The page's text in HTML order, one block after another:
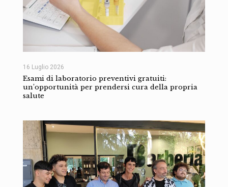
16 Luglio 2026
Esami di laboratorio preventivi gratuiti:
un’opportunità per prendersi cura della propria
salute